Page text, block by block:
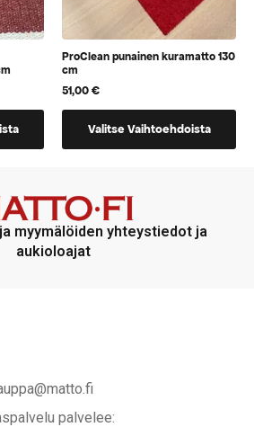
ProClean punainen kuramatto 130
cm
51,00€
Valitse Vaihtoehdoista
jotka
voidaan
valita
tuotteen
myymälöiden yhteystiedot ja
aukioloajat
palvelee: